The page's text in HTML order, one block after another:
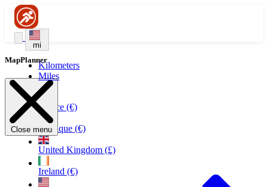
mi
Kilometers
Miles
France (€)
Belgique (€)
United Kingdom (£)
Ireland (€)
MapPlanner
Close menu